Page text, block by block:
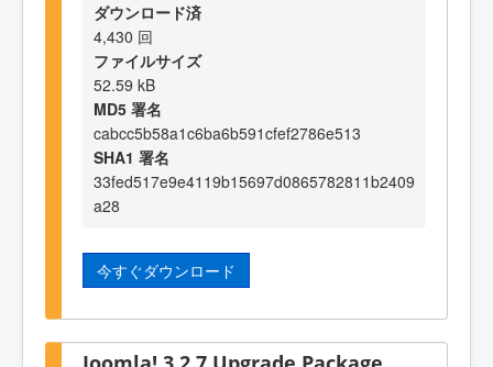
ダウンロード済
4,430 回
ファイルサイズ
52.59 kB
MD5 署名
cabcc5b58a1c6ba6b591cfef2786e513
SHA1 署名
33fed517e9e4119b15697d0865782811b2409
a28
今すぐダウンロード